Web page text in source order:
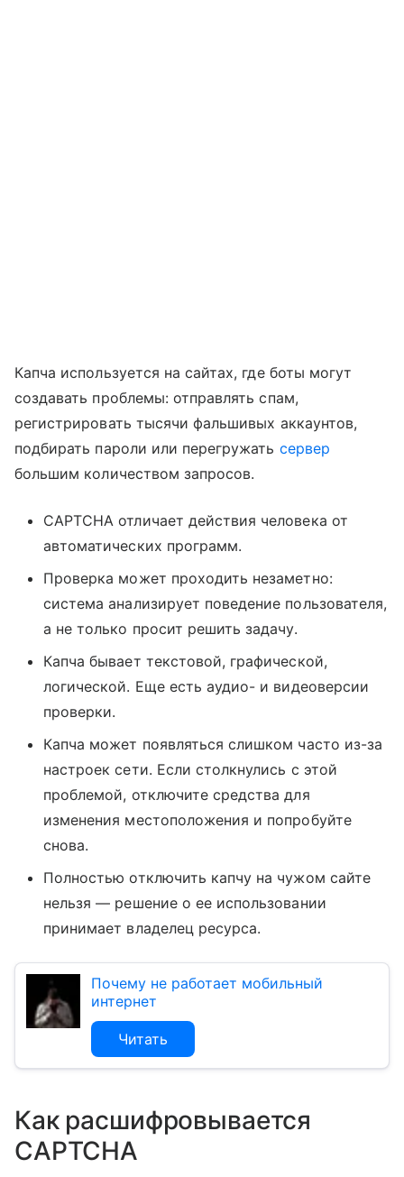
Капча используется на сайтах, где боты могут
создавать проблемы: отправлять спам,
регистрировать тысячи фальшивых аккаунтов,
подбирать пароли или перегружать сервер
большим количеством запросов.
CAPTCHA отличает действия человека от
автоматических программ.
Проверка может проходить незаметно:
система анализирует поведение пользователя,
а не только просит решить задачу.
Капча бывает текстовой, графической,
логической. Еще есть аудио- и видеоверсии
проверки.
Капча может появляться слишком часто из-за
настроек сети. Если столкнулись с этой
проблемой, отключите средства для
изменения местоположения и попробуйте
снова.
Полностью отключить капчу на чужом сайте
нельзя — решение о ее использовании
принимает владелец ресурса.
Почему не работает мобильный
интернет
Читать
Как расшифровывается
CAPTCHA